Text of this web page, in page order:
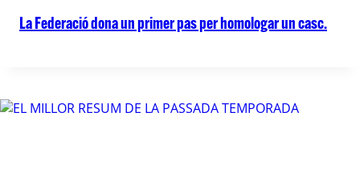
La Federació dona un primer pas per homologar un casc.